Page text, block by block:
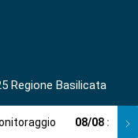
Regione Basilicata
08/08 :